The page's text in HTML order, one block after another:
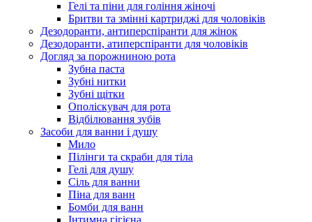
Гелі та піни для гоління жіночі
Бритви та змінні картриджі для чоловіків
Дезодоранти, антиперспіранти для жінок
Дезодоранти, атиперспіранти для чоловіків
Догляд за порожниною рота
Зубна паста
Зубні нитки
Зубні щітки
Ополіскувач для рота
Відбілювання зубів
Засоби для ванни і душу
Мило
Пілінги та скраби для тіла
Гелі для душу
Сіль для ванни
Піна для ванн
Бомби для ванн
Інтимна гігієна